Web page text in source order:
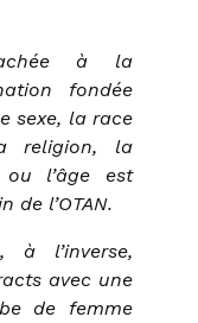
à la
fondée
sexe, la race
religion, la
l’âge est
de l’OTAN.
à l’inverse,
avec une
de femme